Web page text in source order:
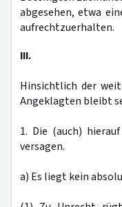
abgesehen, etwa
aufrechtzuerhalten.
III.
Hinsichtlich der
Angeklagten bleibt
1. Die (auch)
versagen.
a) Es liegt kein